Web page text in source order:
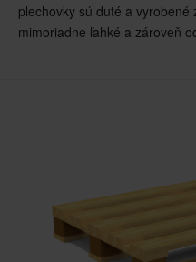
plechovky sú duté a vyrobené
mimoriadne ľahké a zároveň